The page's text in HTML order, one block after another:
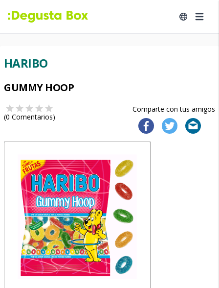
HARIBO
GUMMY HOOP
Comparte con tus amigos
(0 Comentarios)